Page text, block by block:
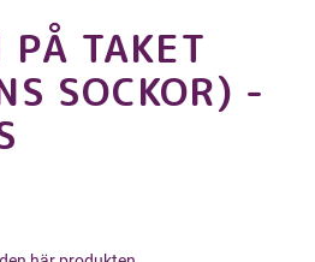
PÅ TAKET
SOCKOR) -